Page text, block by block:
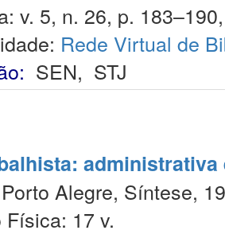
v. 5, n. 26, p.
Rede Virtual de
SEN, STJ
Alegre, Síntese,
17 v.